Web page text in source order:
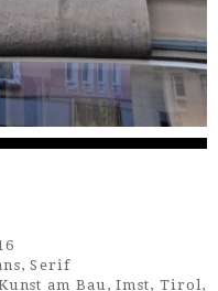
,Serif
am Bau,Imst, Tirol,